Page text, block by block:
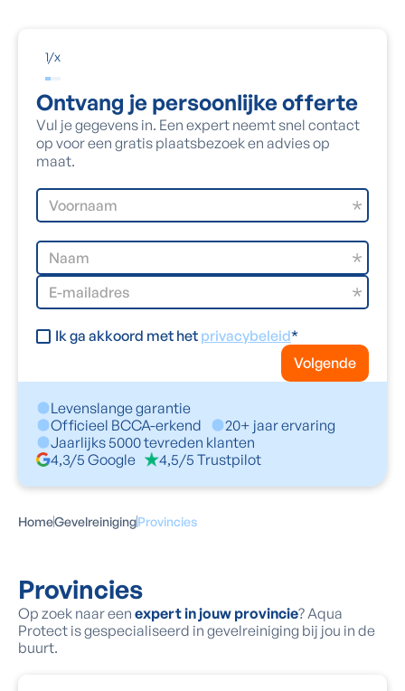
1/x
Ontvang je persoonlijke offerte
Vul je gegevens in. Een expert neemt snel contact
op voor een gratis plaatsbezoek en advies op
maat.
Ik ga akkoord met het privacybeleid*
Volgende
Levenslange garantie
Officieel BCCA-erkend
20+ jaar ervaring
Jaarlijks 5000 tevreden klanten
4,3/5 Google
4,5/5 Trustpilot
HomeGevelreinigingProvincies
Provincies
Op zoek naar een expert in jouw provincie? Aqua
Protect is gespecialiseerd in gevelreiniging bij jou in de
buurt.